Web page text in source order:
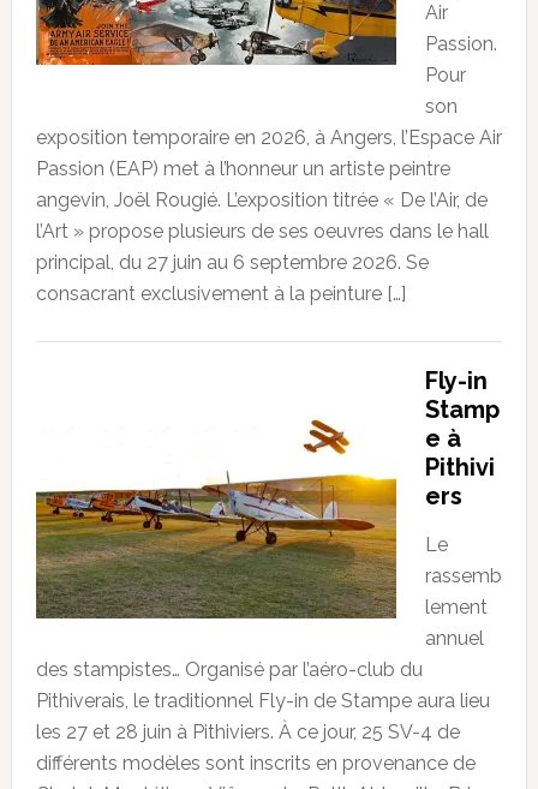
Air
Passion.
Pour
son
exposition temporaire en 2026, à Angers, l’Espace Air
Passion (EAP) met à l’honneur un artiste peintre
angevin, Joël Rougié. L’exposition titrée « De l’Air, de
l’Art » propose plusieurs de ses oeuvres dans le hall
principal, du 27 juin au 6 septembre 2026. Se
consacrant exclusivement à la peinture […]
Fly-in
Stamp
e à
Pithivi
ers
Le
rassemb
lement
annuel
des stampistes… Organisé par l’aéro-club du
Pithiverais, le traditionnel Fly-in de Stampe aura lieu
les 27 et 28 juin à Pithiviers. À ce jour, 25 SV-4 de
différents modèles sont inscrits en provenance de